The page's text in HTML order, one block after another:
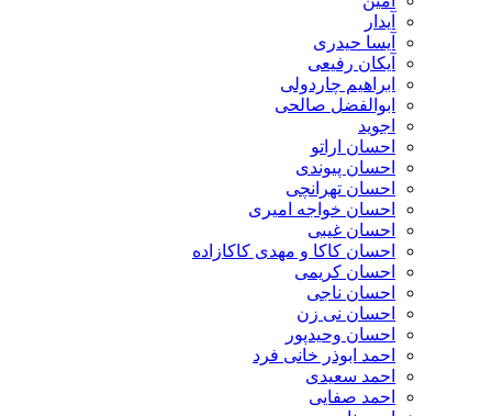
آیدار
آیسا حیدری
آیکان رفیعی
ابراهیم چاردولی
ابوالفضل صالحی
اجوید
احسان اراتو
احسان پیوندی
احسان تهرانچی
احسان خواجه امیری
احسان غیبی
احسان کاکا و مهدی کاکازاده
احسان کریمی
احسان ناجی
احسان نی زن
احسان وحیدپور
احمد ابوذر خانی فرد
احمد سعیدی
احمد صفایی